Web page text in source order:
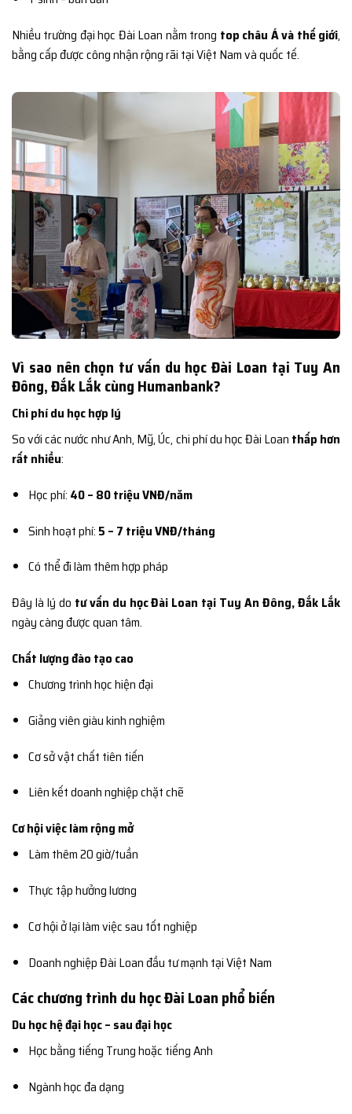
Nhiều trường đại học Đài Loan nằm trong top châu Á và thế giới,
bằng cấp được công nhận rộng rãi tại Việt Nam và quốc tế.
Vì sao nên chọn tư vấn du học Đài Loan tại Tuy An
Đông, Đắk Lắk cùng Humanbank?
Chi phí du học hợp lý
So với các nước như Anh, Mỹ, Úc, chi phí du học Đài Loan thấp hơn
rất nhiều:
Học phí: 40 – 80 triệu VNĐ/năm
Sinh hoạt phí: 5 – 7 triệu VNĐ/tháng
Có thể đi làm thêm hợp pháp
Đây là lý do tư vấn du học Đài Loan tại Tuy An Đông, Đắk Lắk
ngày càng được quan tâm.
Chất lượng đào tạo cao
Chương trình học hiện đại
Giảng viên giàu kinh nghiệm
Cơ sở vật chất tiên tiến
Liên kết doanh nghiệp chặt chẽ
Cơ hội việc làm rộng mở
Làm thêm 20 giờ/tuần
Thực tập hưởng lương
Cơ hội ở lại làm việc sau tốt nghiệp
Doanh nghiệp Đài Loan đầu tư mạnh tại Việt Nam
Các chương trình du học Đài Loan phổ biến
Du học hệ đại học – sau đại học
Học bằng tiếng Trung hoặc tiếng Anh
Ngành học đa dạng